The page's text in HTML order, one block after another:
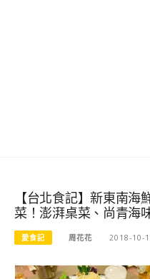
【台北食記】新東南海
菜！澎湃桌菜、尚青海
愛食記 周花花 2018-10-